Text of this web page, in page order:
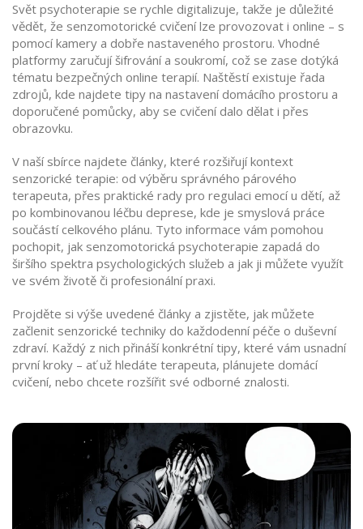
Svět psychoterapie se rychle digitalizuje, takže je důležité
vědět, že senzomotorické cvičení lze provozovat i online – s
pomocí kamery a dobře nastaveného prostoru. Vhodné
platformy zaručují šifrování a soukromí, což se zase dotýká
tématu bezpečných online terapií. Naštěstí existuje řada
zdrojů, kde najdete tipy na nastavení domácího prostoru a
doporučené pomůcky, aby se cvičení dalo dělat i přes
obrazovku.
V naší sbírce najdete články, které rozšiřují kontext
senzorické terapie: od výběru správného párového
terapeuta, přes praktické rady pro regulaci emocí u dětí, až
po kombinovanou léčbu deprese, kde je smyslová práce
součástí celkového plánu. Tyto informace vám pomohou
pochopit, jak senzomotorická psychoterapie zapadá do
širšího spektra psychologických služeb a jak ji můžete využít
ve svém životě či profesionální praxi.
Projděte si výše uvedené články a zjistěte, jak můžete
začlenit senzorické techniky do každodenní péče o duševní
zdraví. Každý z nich přináší konkrétní tipy, které vám usnadní
první kroky – ať už hledáte terapeuta, plánujete domácí
cvičení, nebo chcete rozšířit své odborné znalosti.